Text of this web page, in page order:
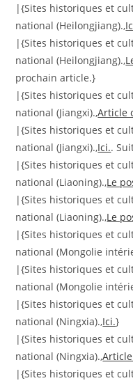
|{Sites historiques et
national (Heilongjiang).,
|{Sites historiques et
national (Heilongjiang).,
prochain article.}
|{Sites historiques et
national (Jiangxi).,Article
|{Sites historiques et
national (Jiangxi).,Ici..
|{Sites historiques et
national (Liaoning).,Le
|{Sites historiques et
national (Liaoning).,Le
|{Sites historiques et
national (Mongolie
|{Sites historiques et
national (Mongolie
|{Sites historiques et
national (Ningxia).,Ici.}
|{Sites historiques et
national (Ningxia).,
|{Sites historiques et